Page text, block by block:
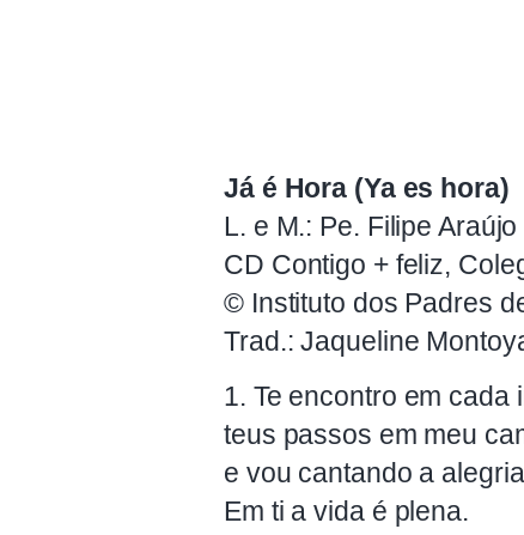
Já é Hora (Ya es hora)
L. e M.: Pe. Filipe Araújo
CD Contigo + feliz,
© Instituto dos Padres
Trad.: Jaqueline
1. Te encontro em cada
teus passos em meu
e vou cantando a
Em ti a vida é plena.